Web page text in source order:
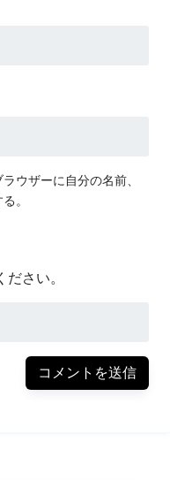
ウザーに自分の名前、
。
ださい。